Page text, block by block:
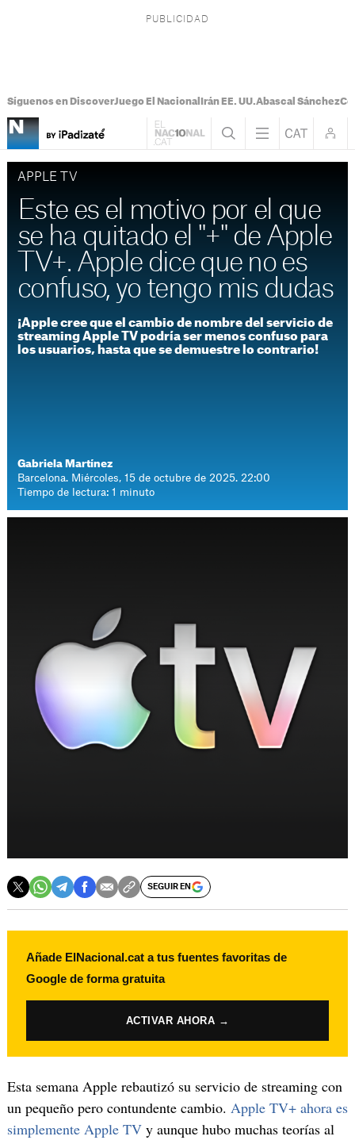
Síguenos en DiscoverJuego El Nacional Irán EE. UU.Abascal Sánchez
APPLE TV
Este es el motivo por el que
se ha quitado el "+" de Apple
TV+. Apple dice que no es
confuso, yo tengo mis dudas
¡Apple cree que el cambio de nombre del servicio de
streaming Apple TV podría ser menos confuso para
los usuarios, hasta que se demuestre lo contrario!
Gabriela Martínez
Barcelona. Miércoles, 15 de octubre de 2025. 22:00
Tiempo de lectura: 1 minuto
SEGUIR EN
Añade ElNacional.cat a tus fuentes favoritas de
Google de forma gratuita
ACTIVAR AHORA →
Esta semana Apple rebautizó su servicio de streaming con
un pequeño pero contundente cambio. Apple TV+ ahora es
simplemente Apple TVy aunque hubo muchas teorías al